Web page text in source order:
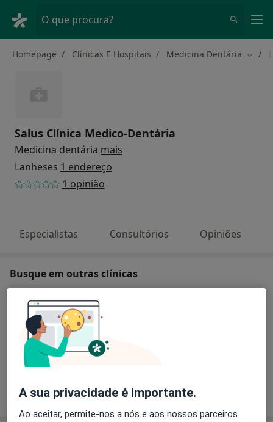
O que procura?
Homepage Clínicas E Hospitais Medicina Dentária
Salus Clínica Medico-Dentária
Medicina dentária mais
Lanheses 1 endereço
1 opinião
Especialistas Consultórios Opiniões
Busque em outras clínicas
Psiquiatra
Urologista
Pesquisar outra especialidade
A sua privacidade é importante.
Ao aceitar, permite-nos a nós e aos nossos parceiros